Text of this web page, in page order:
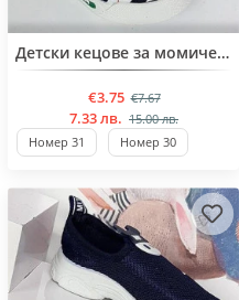
BESTSELLERДетски кецове за момичета от 26 до 31 номер
€3.75 €7.67
7.33 лв. 15.00 лв.
Номер 31
Номер 30